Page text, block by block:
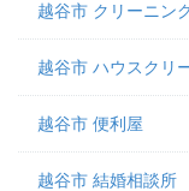
越谷市 クリーニン
越谷市 ハウスクリ
越谷市 便利屋
越谷市 結婚相談所